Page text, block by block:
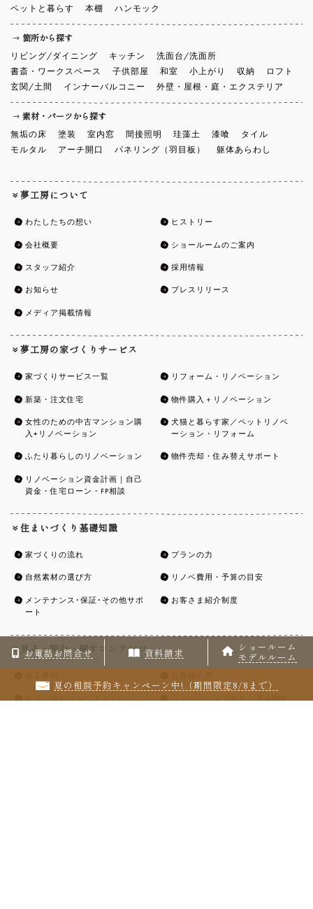
ペットと暮らす
本棚 ハンモック
箇所から探す
リビング/ダイニング キッチン
洗面台/洗面所
書斎・ワークスペース
子供部屋 和室 小上がり 収納
ロフト
玄関/土間
インナーバルコニー 外壁・屋根・庭・エクステリア
素材・パーツから探す
無垢の床 塗装 室内窓 間接照明 珪藻土 漆喰
タイル
モルタル
アーチ開口 パネリング（羽目板） 躯体あらわし
夢工房について
わたしたちの想い ヒストリー
会社概要 ショールームのご案内
スタッフ紹介 採用情報
お知らせ プレスリリース
メディア掲載情報
夢工房の家づくりサービス
家づくりサービス一覧 リフォーム・リノベーション
新築・注文住宅 物件購入＋リノベーション
女性のための中古マンション購
入+リノベーション
犬猫と暮らす家／ペットリノベ
ーション・リフォーム
ふたり暮らしのリノベーション 物件売却・住み替えサポート
リノベーション資金計画｜自己
資金・住宅ローン・FP相談
住まいづくり基礎知識
家づくりの流れ プランの力
自然素材の選び方 リノベ費用・予算の目安
メンテナンス･保証･その他サポ
ート
お客さま紹介制度
見る・読む・探すコンテンツ
施工事例 お客様の声
住まいマガジン「ユメノヒ」
リノベーション向き・済み物件
お電話お問合せ 資料請求
ショールーム
モデルルーム
夏の相談予約キャンペーン中!（期間限定8/8まで）